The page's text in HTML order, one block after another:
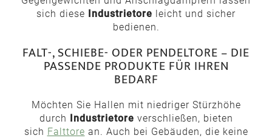
sich diese Industrietore leicht und sicher
bedienen.
FALT-, SCHIEBE- ODER PENDELTORE – DIE
PASSENDE PRODUKTE FÜR IHREN
BEDARF
Möchten Sie Hallen mit niedriger Stürzhöhe
durch Industrietore verschließen, bieten
sich Falttore an. Auch bei Gebäuden, die keine